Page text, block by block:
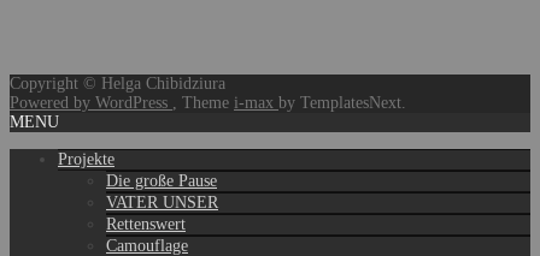
Copyright © Helga Chibidziura
Powered by WordPress
, Theme i-max by TemplatesNext.
MENU
Projekte
Die große Pause
VATER UNSER
Rettenswert
Camouflage